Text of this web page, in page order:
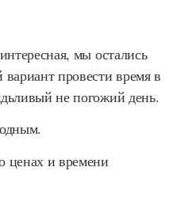
мы остались
провести время в
не погожий день.
ценах и времени